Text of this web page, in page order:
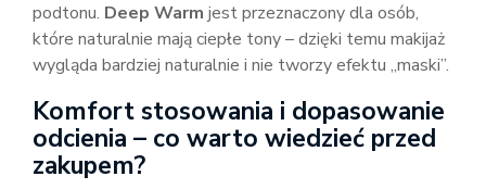
podtonu. Deep Warm jest przeznaczony dla osób,
które naturalnie mają ciepłe tony – dzięki temu makijaż
wygląda bardziej naturalnie i nie tworzy efektu „maski”.
Komfort stosowania i dopasowanie
odcienia – co warto wiedzieć przed
zakupem?